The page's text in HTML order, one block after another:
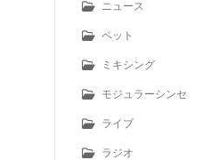
ニュース
ペット
ミキシング
モジュラーシンセ
ライブ
ラジオ